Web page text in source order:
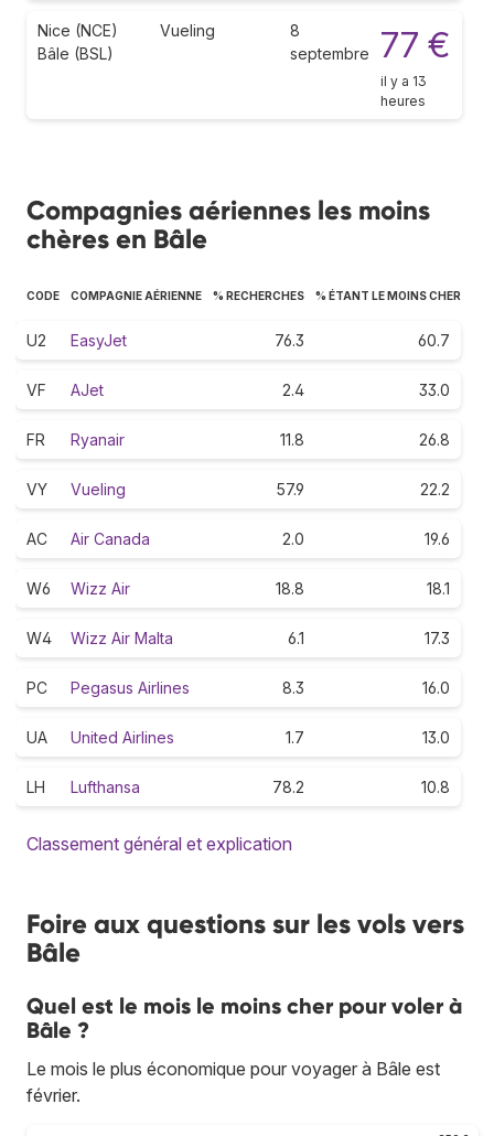
Nice (NCE)
Bâle (BSL)
Vueling
8
septembre
77 €
il y a 13
heures
Compagnies aériennes les moins
chères en Bâle
CODE COMPAGNIE AÉRIENNE % RECHERCHES % ÉTANT LE MOINS CHER
U2 EasyJet 76.3 60.7
VF AJet 2.4 33.0
FR Ryanair 11.8 26.8
VY Vueling 57.9 22.2
AC Air Canada 2.0 19.6
W6 Wizz Air 18.8 18.1
W4 Wizz Air Malta 6.1 17.3
PC Pegasus Airlines 8.3 16.0
UA United Airlines 1.7 13.0
LH Lufthansa 78.2 10.8
Classement général et explication
Foire aux questions sur les vols vers
Bâle
Quel est le mois le moins cher pour voler à
Bâle ?
Le mois le plus économique pour voyager à Bâle est
février.